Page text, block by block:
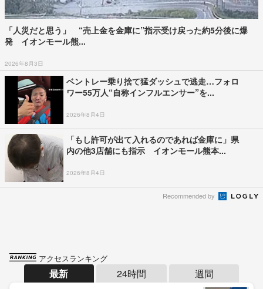
「人災だと思う」 “売上金を金庫に”指示受け戻った約5分後に爆
発 イオンモール熊...
2026年8月3日
ベントレー乗り捨て猛ダッシュで逃走…フォロ
ワー55万人“自称インフルエンサー”を...
2026年8月4日
「もし許可が出て入れるのであれば金庫に」県
内の他3店舗にも指示 イオンモール熊本...
2026年8月4日
Recommended by
アクセスランキング
最新 24時間 週間